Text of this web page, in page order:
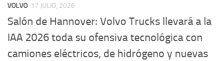
VOLVO 17 JULIO, 2026
Salón de Hannover: Volvo Trucks llevará a la
IAA 2026 toda su ofensiva tecnológica con
camiones eléctricos, de hidrógeno y nuevas